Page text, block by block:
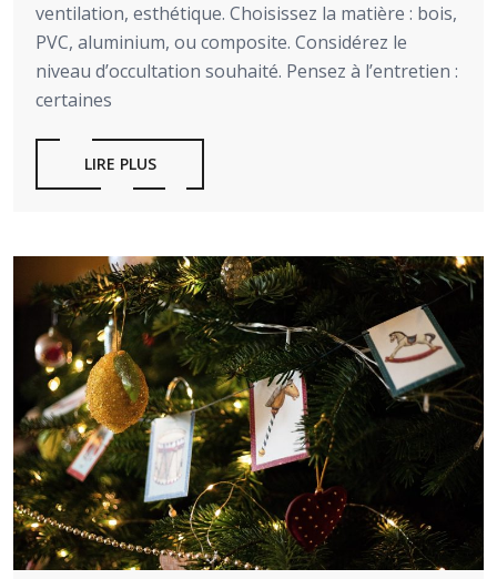
ventilation, esthétique. Choisissez la matière : bois,
PVC, aluminium, ou composite. Considérez le
niveau d’occultation souhaité. Pensez à l’entretien :
certaines
LIRE PLUS